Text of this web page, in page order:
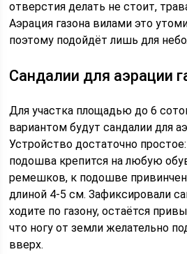
отверстия делать не стоит,
Аэрация газона вилами это
поэтому подойдёт лишь для
Сандалии для аэрации
Для участка площадью до 6
вариантом будут сандалии для
Устройство достаточно
подошва крепится на любую
ремешков, к подошве
длиной 4-5 см. Зафиксировали
ходите по газону, остаётся
что ногу от земли желательно
вверх.